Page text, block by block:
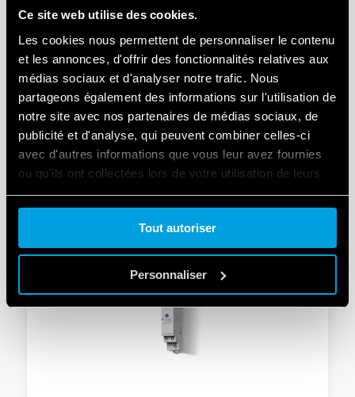
Ce site web utilise des cookies.
Les cookies nous permettent de personnaliser le contenu
et les annonces, d'offrir des fonctionnalités relatives aux
médias sociaux et d'analyser notre trafic. Nous
partageons également des informations sur l'utilisation de
notre site avec nos partenaires de médias sociaux, de
publicité et d'analyse, qui peuvent combiner celles-ci
avec d'autres informations que vous leur avez fournies
ou qu'ils ont collectées lors de votre utilisation de leurs
services.
Tout autoriser
Personnaliser
TYPE 80.61 - RELAIS TEMPORISÉ
MODULAIRE
Largeur 17.5 mm
Quatre plages de temps : de 0.05s à 180s